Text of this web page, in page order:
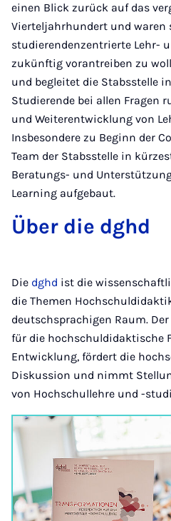
einen Blick zurück auf das
Vierteljahrhundert und waren
studierendenzentrierte Lehr-
zukünftig vorantreiben zu
und begleitet die Stabsstelle
Studierende bei allen Fragen
und Weiterentwicklung von
Insbesondere zu Beginn der
Team der Stabsstelle in
Beratungs- und
Learning aufgebaut.
Über die dghd
Die dghd ist die
die Themen
deutschsprachigen Raum.
für die hochschuldidaktische
Entwicklung, fördert die
Diskussion und nimmt
von Hochschullehre und -